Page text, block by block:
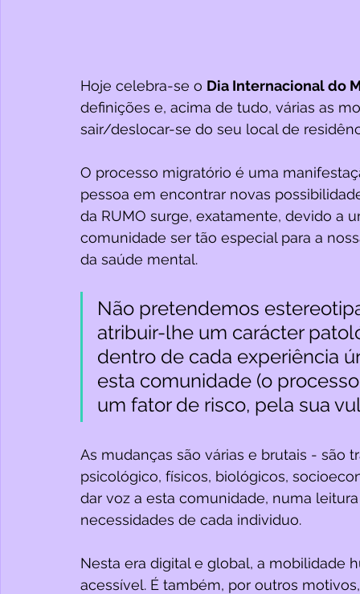
Hoje celebra-se o Dia Internacional do
definições e, acima de tudo, várias as
sair/deslocar-se do seu local de
O processo migratório é uma
pessoa em encontrar novas
da RUMO surge, exatamente, devido a
comunidade ser tão especial para a
da saúde mental.
Não pretendemos
atribuir-lhe um carácter
dentro de cada experiência
esta comunidade (o
um fator de risco, pela sua
As mudanças são várias e brutais - são
psicológico, físicos, biológicos,
dar voz a esta comunidade, numa
necessidades de cada individuo.
Nesta era digital e global, a mobilidade
acessível. É também, por outros